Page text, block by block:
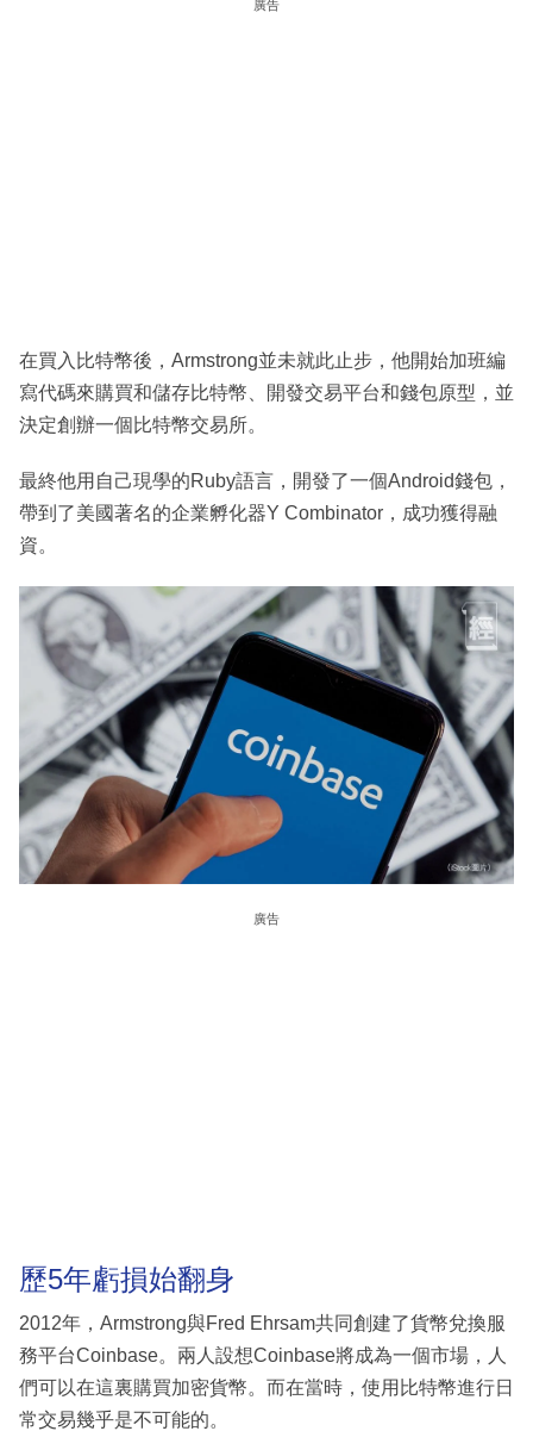
廣告
在買入比特幣後，Armstrong並未就此止步，他開始加班編
寫代碼來購買和儲存比特幣、開發交易平台和錢包原型，並
決定創辦一個比特幣交易所。
最終他用自己現學的Ruby語言，開發了一個Android錢包，
帶到了美國著名的企業孵化器Y Combinator，成功獲得融
資。
廣告
歷5年虧損始翻身
2012年，Armstrong與Fred Ehrsam共同創建了貨幣兌換服
務平台Coinbase。兩人設想Coinbase將成為一個市場，人
們可以在這裏購買加密貨幣。而在當時，使用比特幣進行日
常交易幾乎是不可能的。